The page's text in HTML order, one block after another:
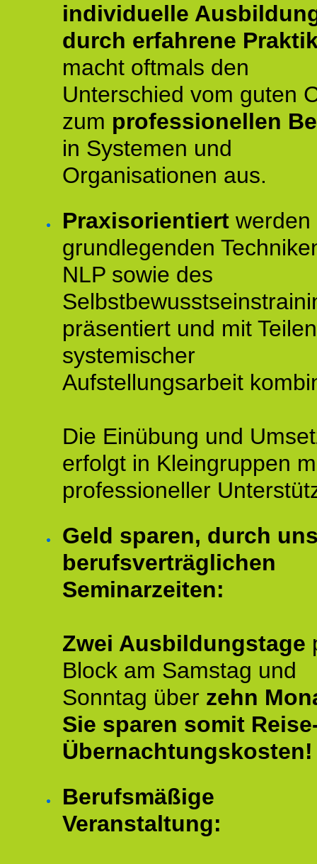
individuelle
durch erfahrene
macht oftmals den
Unterschied vom guten
zum professionellen
in Systemen und
Organisationen aus.
Praxisorientiert werden
grundlegenden
NLP sowie des
präsentiert und mit Teilen
systemischer
Aufstellungsarbeit
Die Einübung und
erfolgt in Kleingruppen
professioneller
Geld sparen, durch
berufsverträglichen
Seminarzeiten:
Zwei Ausbildungstage
Block am Samstag und
Sonntag über zehn
Sie sparen somit
Übernachtungskosten!
Berufsmäßige
Veranstaltung: